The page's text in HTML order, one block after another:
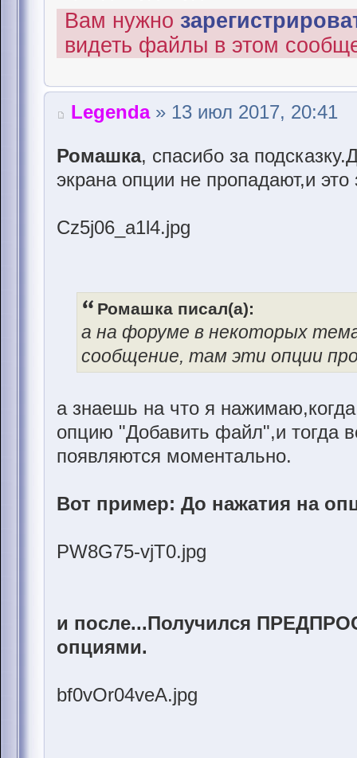
Вам нужно
видеть файлы в этом
Legenda» 13 июл 2017, 20:41
Ромашка, спасибо за
экрана опции не пропадают,и это
Cz5j06_a1l4.jpg
Ромашка писал(а):
а на форуме в некоторых
сообщение, там эти опции
а знаешь на что я
опцию "Добавить файл",и тогда
появляются моментально.
Вот пример: До нажатия на
PW8G75-vjT0.jpg
и после...Получился
опциями.
bf0vOr04veA.jpg